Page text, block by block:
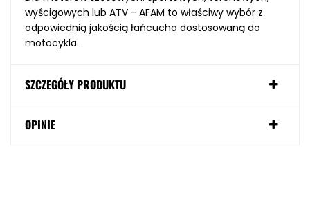
wyścigowych lub ATV - AFAM to właściwy wybór z
odpowiednią jakością łańcucha dostosowaną do
motocykla.
SZCZEGÓŁY PRODUKTU
OPINIE